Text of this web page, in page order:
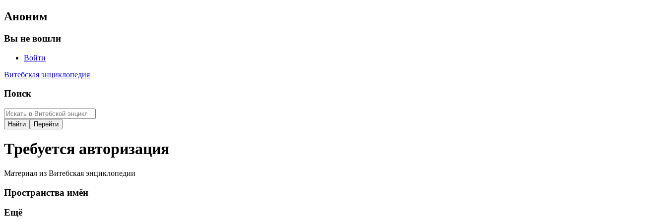
Аноним
Вы не вошли
Войти
Витебская энциклопедия
Поиск
Требуется авторизация
Материал из Витебская энциклопедии
Пространства имён
Ещё